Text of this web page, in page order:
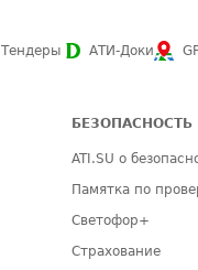
Тендеры АТИ-Доки
БЕЗОПАСНОСТЬ
ATI.SU о
Памятка по
Светофор+
Страхование